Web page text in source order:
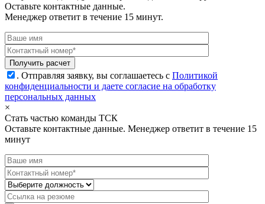
Оставьте контактные данные.
Менеджер ответит в течение 15 минут.
. Отправляя заявку, вы соглашаетесь с Политикой
конфиденциальности и даете согласие на обработку
персональных данных
×
Стать частью команды ТСК
Оставьте контактные данные. Менеджер ответит в течение 15
минут